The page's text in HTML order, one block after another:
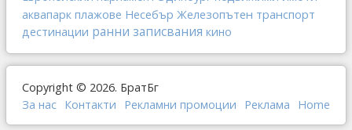
аквапарк плажове Несебър Железопътен транспорт
дестинации ранни записвания кино
Copyright © 2026. БратБг
За нас Контакти Рекламни промоции Реклама Home